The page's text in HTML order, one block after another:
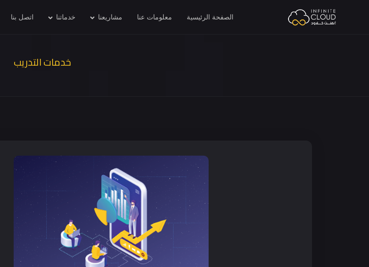
الصفحة الرئيسية معلومات عنا مشاريعنا خدماتنا اتصل بنا
خدمات التدريب